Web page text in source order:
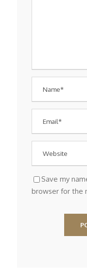
Save my
browser for the